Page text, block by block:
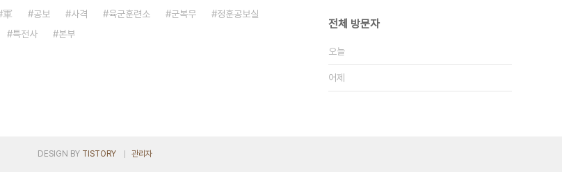
軍 공보 사격 육군훈련소 군복무
정훈공보실
특전사 본부
전체 방문자
오늘
어제
DESIGN BY TISTORY 관리자